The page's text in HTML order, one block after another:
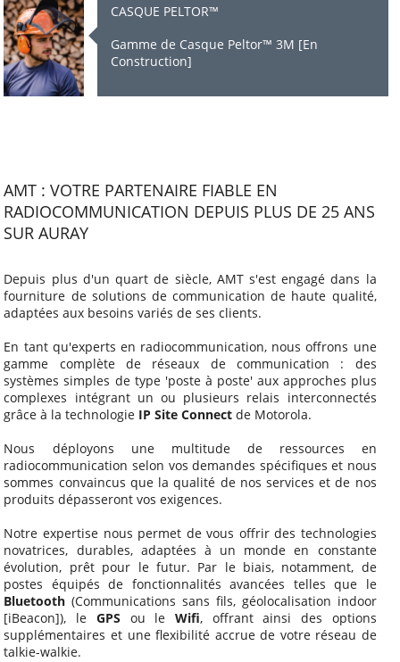
CASQUE PELTOR™
Gamme de Casque Peltor™ 3M [En
Construction]
AMT : VOTRE PARTENAIRE FIABLE EN
RADIOCOMMUNICATION DEPUIS PLUS DE 25 ANS
SUR AURAY
Depuis plus d'un quart de siècle, AMT s'est engagé dans la
fourniture de solutions de communication de haute qualité,
adaptées aux besoins variés de ses clients.
En tant qu'experts en radiocommunication, nous offrons une
gamme complète de réseaux de communication : des
systèmes simples de type 'poste à poste' aux approches plus
complexes intégrant un ou plusieurs relais interconnectés
grâce à la technologie IP Site Connect de Motorola.
Nous déployons une multitude de ressources en
radiocommunication selon vos demandes spécifiques et nous
sommes convaincus que la qualité de nos services et de nos
produits dépasseront vos exigences.
Notre expertise nous permet de vous offrir des technologies
novatrices, durables, adaptées à un monde en constante
évolution, prêt pour le futur. Par le biais, notamment, de
postes équipés de fonctionnalités avancées telles que le
Bluetooth (Communications sans fils, géolocalisation indoor
[iBeacon]), le GPS ou le Wifi, offrant ainsi des options
supplémentaires et une flexibilité accrue de votre réseau de
talkie-walkie.